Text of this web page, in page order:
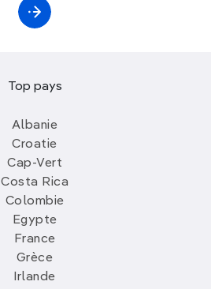
Top pays
Albanie
Croatie
Cap-Vert
Costa Rica
Colombie
Egypte
France
Grèce
Irlande